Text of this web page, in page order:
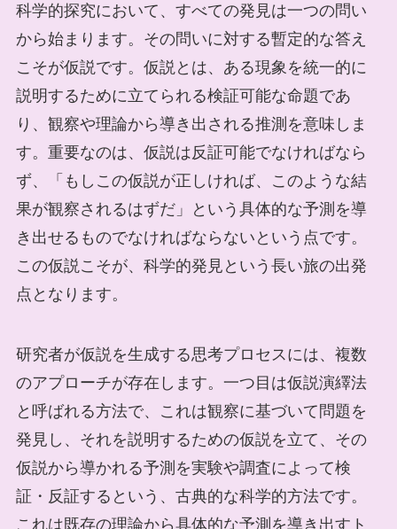
科学的探究において、すべての発見は一つの問い
から始まります。その問いに対する暫定的な答え
こそが仮説です。仮説とは、ある現象を統一的に
説明するために立てられる検証可能な命題であ
り、観察や理論から導き出される推測を意味しま
す。重要なのは、仮説は反証可能でなければなら
ず、「もしこの仮説が正しければ、このような結
果が観察されるはずだ」という具体的な予測を導
き出せるものでなければならないという点です。
この仮説こそが、科学的発見という長い旅の出発
点となります。
研究者が仮説を生成する思考プロセスには、複数
のアプローチが存在します。一つ目は仮説演繹法
と呼ばれる方法で、これは観察に基づいて問題を
発見し、それを説明するための仮説を立て、その
仮説から導かれる予測を実験や調査によって検
証・反証するという、古典的な科学的方法です。
これは既存の理論から具体的な予測を導き出すト